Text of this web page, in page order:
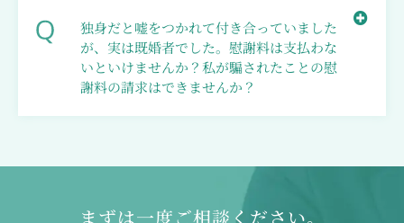
独身だと嘘をつかれて付き合っていました
が、実は既婚者でした。慰謝料は支払わな
いといけませんか？私が騙されたことの慰
謝料の請求はできませんか？
まずは一度ご相談ください。